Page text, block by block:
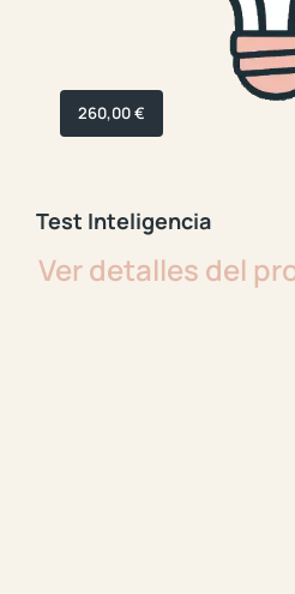
260,00€
Test Inteligencia
Ver detalles del